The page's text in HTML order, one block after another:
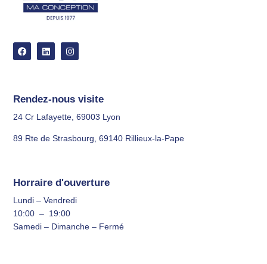
Rendez-nous visite
24 Cr Lafayette, 69003 Lyon
89 Rte de Strasbourg, 69140 Rillieux-la-Pape
Horraire d'ouverture
Lundi – Vendredi
10:00 – 19:00
Samedi – Dimanche – Fermé